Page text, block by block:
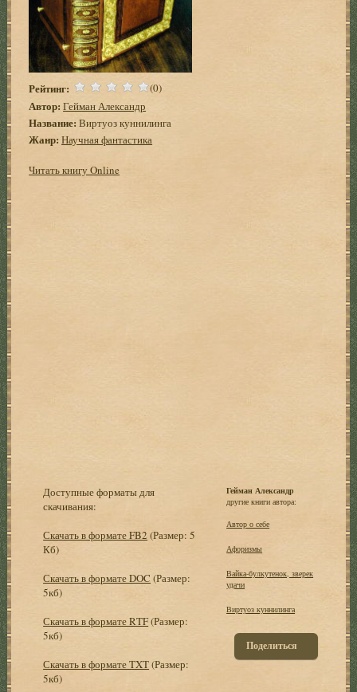
Рейтинг: (0)
Автор: Гейман Александр
Название: Виртуоз куннилинга
Жанр: Научная фантастика
Читать книгу Online
Доступные форматы для
скачивания:
Скачать в формате FB2 (Размер: 5
Кб)
Скачать в формате DOC (Размер:
5кб)
Скачать в формате RTF(Размер:
5кб)
Скачать в формате TXT(Размер:
5кб)
Гейман Александр
другие книги автора:
Автор о себе
Афоризмы
Вайка-булкутенок, зверек
удачи
Виртуоз куннилинга
Поделиться